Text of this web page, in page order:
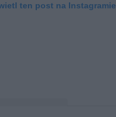
ten post na Instagramie